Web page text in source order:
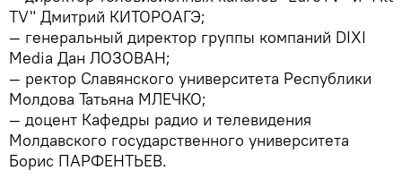
TV" Дмитрий КИТОРОАГЭ;
— генеральный директор группы компаний DIXI
Media Дан ЛОЗОВАН;
— ректор Славянского университета Республики
Молдова Татьяна МЛЕЧКО;
— доцент Кафедры радио и телевидения
Молдавского государственного университета
Борис ПАРФЕНТЬЕВ.